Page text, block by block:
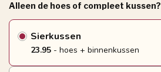
Alleen de hoes of compleet kussen?
Sierkussen
23.95 - hoes + binnenkussen